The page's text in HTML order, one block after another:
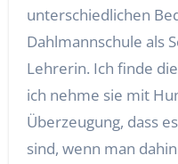
unterschiedlichen
Dahlmannschule als
Lehrerin. Ich finde
ich nehme sie mit
Überzeugung, dass
sind, wenn man